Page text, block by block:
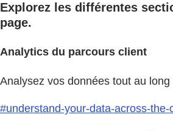
Explorez les différentes
page.
Analytics du parcours client
Analysez vos données tout au
#understand-your-data-across-